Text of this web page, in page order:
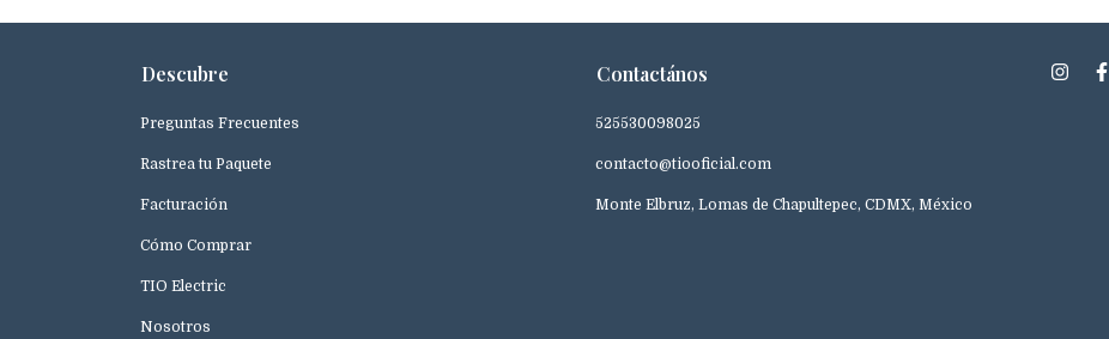
Descubre
Preguntas Frecuentes
Rastrea tu Paquete
Facturación
Cómo Comprar
TIO Electric
Nosotros
Contactános
525530098025
contacto@tiooficial.com
Monte Elbruz, Lomas de Chapultepec, CDMX, México